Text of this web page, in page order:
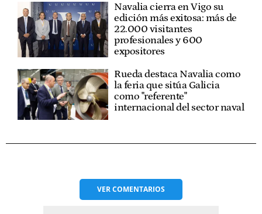
Navalia cierra en Vigo su
edición más exitosa: más de
22.000 visitantes
profesionales y 600
expositores
Rueda destaca Navalia como
la feria que sitúa Galicia
como "referente"
internacional del sector naval
VERCOMENTARIOS